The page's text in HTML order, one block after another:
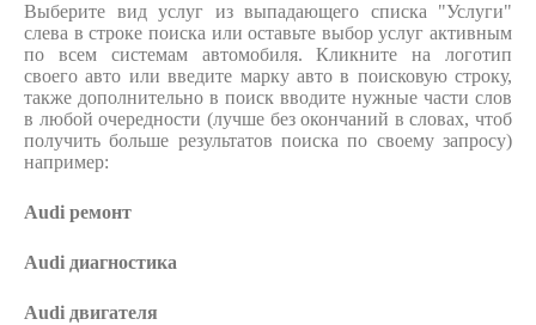
Выберите вид услуг из выпадающего списка "Услуги"
слева в строке поиска или оставьте выбор услуг активным
по всем системам автомобиля. Кликните на логотип
своего авто или введите марку авто в поисковую строку,
также дополнительно в поиск вводите нужные части слов
в любой очередности (лучше без окончаний в словах, чтоб
получить больше результатов поиска по своему запросу)
например:
Audi ремонт
Audi диагностика
Audi двигателя